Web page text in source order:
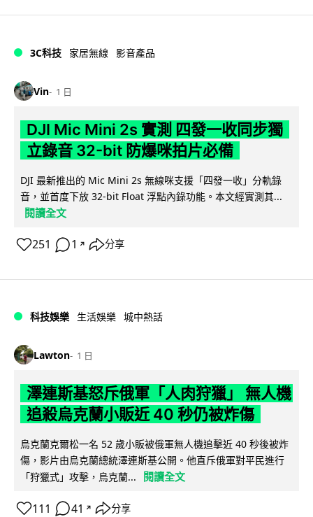
3C科技 家居無線 影音產品
Vin 1 日
DJI Mic Mini 2s 實測 四發一收同步獨
立錄音 32-bit 防爆咪拍片必備
DJI 最新推出的 Mic Mini 2s 無線咪支援「四發一收」分軌錄
音，並首度下放 32-bit Float 浮點內錄功能。本文經實測其...
閱讀全文
251 1 ↗ 分享
科技娛樂 生活娛樂 城中熱話
Lawton 1 日
澤連斯基怒斥俄軍「人肉狩獵」 無人機
追殺烏克蘭小販近 40 秒仍被炸傷
烏克蘭克爾松一名 52 歲小販被俄軍無人機追擊近 40 秒後被炸
傷，影片由烏克蘭總統澤連斯基公開。他直斥俄軍對平民進行
「狩獵式」攻擊，烏克蘭...
閱讀全文
111 41 ↗ 分享